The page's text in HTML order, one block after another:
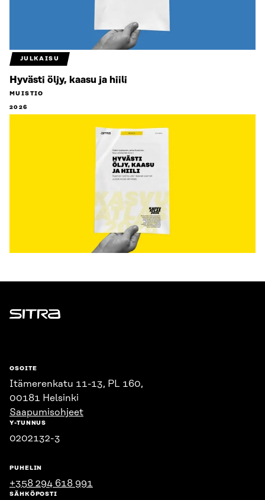
JULKAISU
Hyvästi öljy, kaasu ja hiili
MUISTIO
2026
Sitra
OSOITE
Itämerenkatu 11-13, PL 160,
00181 Helsinki
Saapumisohjeet
Y-TUNNUS
0202132-3
PUHELIN
+358 294 618 991
SÄHKÖPOSTI